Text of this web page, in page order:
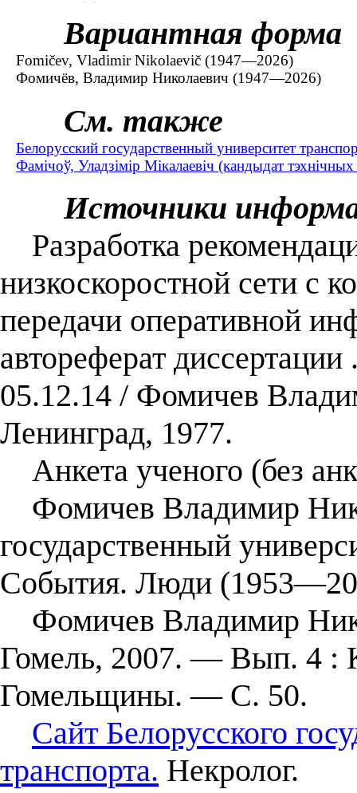
Вариантная форма
Fomičev, Vladimir Nikolaevič (1947—2026)
Фомичёв, Владимир Николаевич (1947—2026)
См. также
Белорусский государственный университет
Фамічоў, Уладзімір Мікалаевіч (кандыдат
Источники
Разработка
низкоскоростной сети с
передачи оперативной
автореферат
05.12.14 / Фомичев
Ленинград, 1977.
Анкета ученого (без
Фомичев Владимир
государственный
События. Люди
Фомичев Владимир
Гомель, 2007. — Вып. 4 :
Гомельщины. — С. 50.
Сайт Белорусского
транспорта. Некролог.